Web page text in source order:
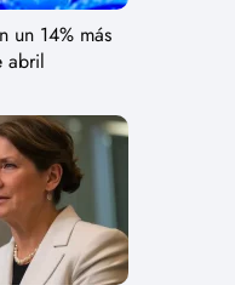
un 14% más
abril